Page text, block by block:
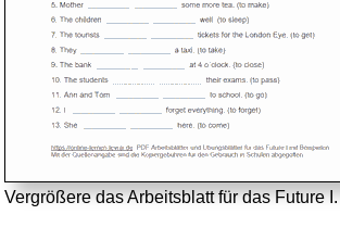
Vergrößere das Arbeitsblatt für das Future I.